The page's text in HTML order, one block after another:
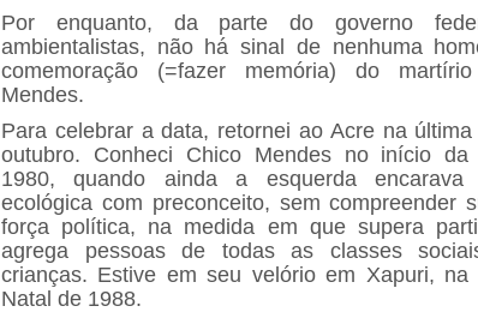
Por enquanto, da parte do governo
ambientalistas, não há sinal de nenhuma
comemoração (=fazer memória) do
Mendes.
Para celebrar a data, retornei ao Acre na
outubro. Conheci Chico Mendes no início da
1980, quando ainda a esquerda encarava
ecológica com preconceito, sem compreender
força política, na medida em que supera
agrega pessoas de todas as classes
crianças. Estive em seu velório em Xapuri, na
Natal de 1988.